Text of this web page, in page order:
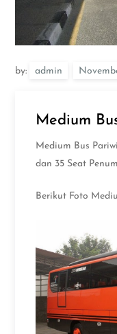
by: admin
Medium
Medium Bus
dan 35 Seat
Berikut Foto